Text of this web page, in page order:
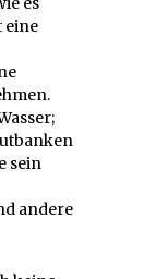
eine
sein
andere